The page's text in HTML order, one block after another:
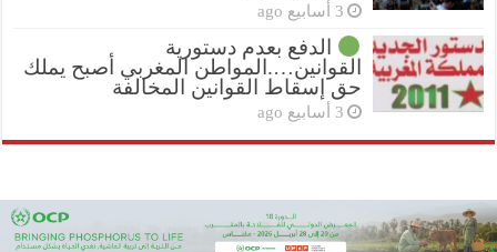
3 أسابيع ago
الدفع بعدم دستورية
القوانين….المواطن المغربي أصبح يملك
حق إسقاط القوانين المخالفة
3 أسابيع ago